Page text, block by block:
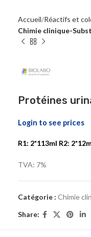
Accueil Réactifs et
Chimie clinique-
Protéines
Login to see prices
R1: 2*113ml R2:
TVA: 7%
Catégorie : Chimie
Share: